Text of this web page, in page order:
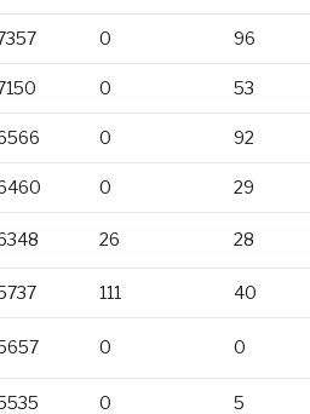
0 96
0 53
0 92
0 29
26 28
111 40
0 0
0 5